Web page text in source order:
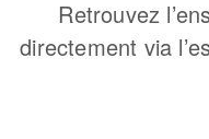
Retrouvez
directement via